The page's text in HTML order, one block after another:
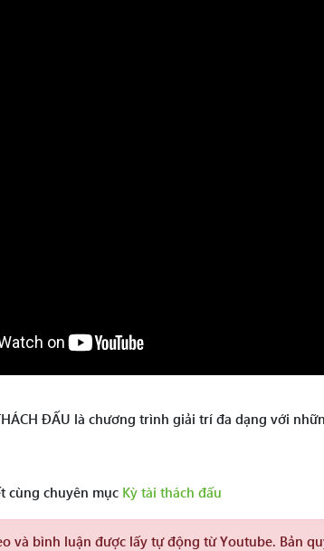
ĐẤU là chương trình giải trí đa dạng với
cùng chuyên mục Kỳ tài thách đấu
và bình luận được lấy tự động từ Youtube. Bản